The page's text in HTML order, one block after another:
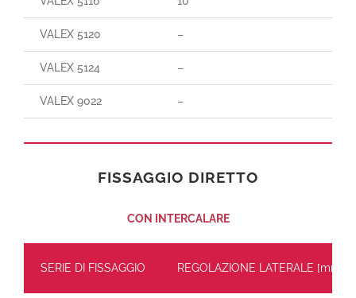
VALEX 5120 –
VALEX 5124 –
VALEX 9022 –
FISSAGGIO DIRETTO
CON INTERCALARE
SERIE DI FISSAGGIO REGOLAZIONE LATERALE [mm]